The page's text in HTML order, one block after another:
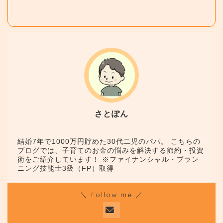
さとぽん
結婚7年で1000万円貯めた30代二児のパパ。 こちらの
ブログでは、子育てのお金の悩みを解決する節約・投資
術をご紹介しています！ ※ファイナンシャル・プラン
ニング技能士3級（FP）取得
＼ Follow me ／